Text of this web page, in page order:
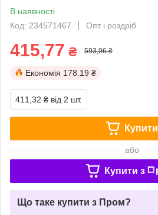
В наявності
Код: 234571467
Опт і роздріб
415,77 ₴ 593,96 ₴
Економія 178.19 ₴
411,32 ₴ від 2 шт.
Купити
або
Купити з
Що таке купити з Пром?